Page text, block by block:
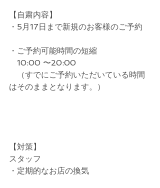
【自粛内容】
・5月17日まで新規のお客様のご予約
・ご予約可能時間の短縮
10:00 〜20:00
（すでにご予約いただいている時間
はそのままとなります。）
【対策】
スタッフ
・定期的なお店の換気